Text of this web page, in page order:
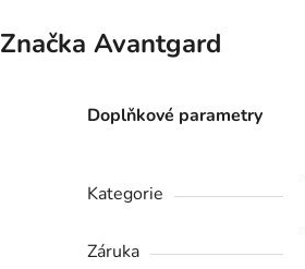
Značka Avantgard
Doplňkové parametry
Kategorie
Záruka